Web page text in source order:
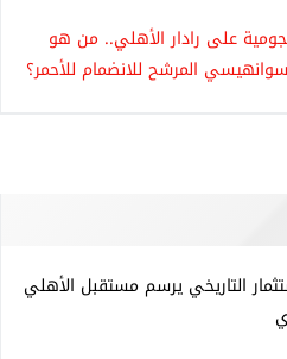
على رادار الأهلي.. من هو
المرشح للانضمام للأحمر؟
التاريخي يرسم مستقبل الأهلي